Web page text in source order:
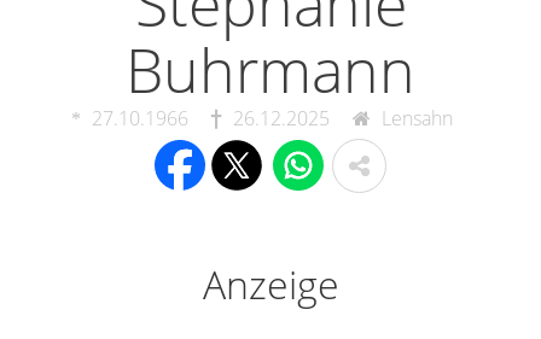
Buhrmann
27.10.1966 26.12.2025 Lensahn
Anzeige